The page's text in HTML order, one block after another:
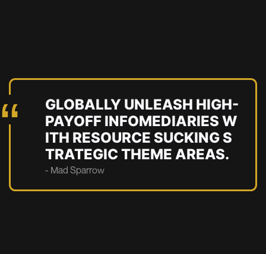
GLOBALLY UNLEASH HIGH-
PAYOFF INFOMEDIARIES W
ITH RESOURCE SUCKING S
TRATEGIC THEME AREAS.
- Mad Sparrow